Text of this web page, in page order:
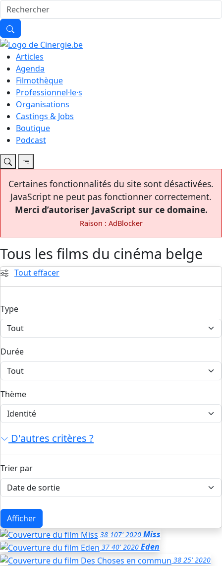
Articles
Agenda
Filmothèque
Professionnel·le·s
Organisations
Castings & Jobs
Boutique
Podcast
Certaines fonctionnalités du site sont désactivées.
JavaScript ne peut pas fonctionner correctement.
Merci d’autoriser JavaScript sur ce domaine.
Raison : AdBlocker
Tous les films du cinéma belge
Tout effacer
Type
Durée
Thème
D'autres critères ?
Trier par
Afficher
38 107' 2020 Miss
37 40' 2020 Eden
38 25' 2020